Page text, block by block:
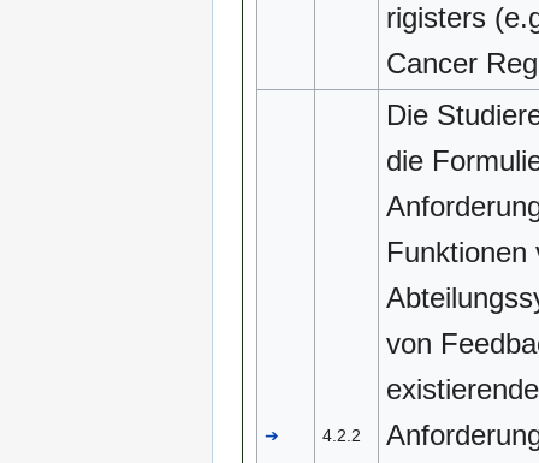
rigisters
Cancer
➔ 4.2.2
Die
die
Funktionen
von